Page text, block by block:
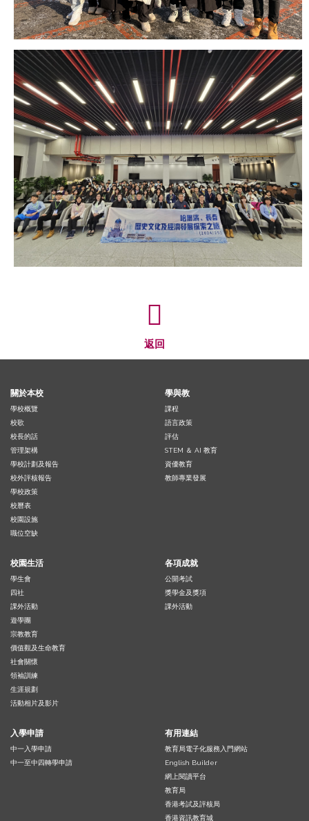
返回
關於本校
學校概覽
校歌
校長的話
管理架構
學校計劃及報告
校外評核報告
學校政策
校曆表
校園設施
職位空缺
學與教
課程
語言政策
評估
STEM ＆ AI 教育
資優教育
教師專業發展
校園生活
學生會
四社
課外活動
遊學團
宗教教育
價值觀及生命教育
社會關懷
領袖訓練
生涯規劃
活動相片及影片
各項成就
公開考試
獎學金及獎項
課外活動
入學申請
中一入學申請
中一至中四轉學申請
有用連結
教育局電子化服務入門網站
English Builder
網上閱讀平台
教育局
香港考試及評核局
香港資訊教育城